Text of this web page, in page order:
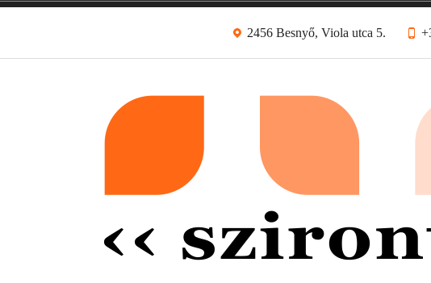
2456 Besnyő, Viola utca 5.